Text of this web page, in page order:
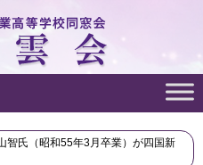
智氏（昭和55年3月卒業）が四国新